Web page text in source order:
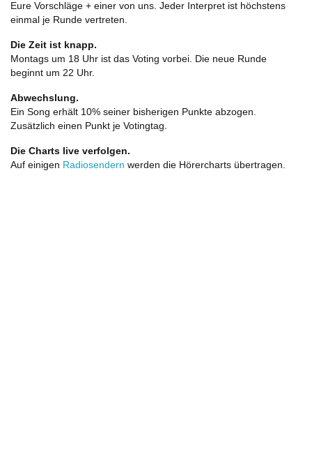
Eure Vorschläge + einer von uns. Jeder Interpret ist höchstens
einmal je Runde vertreten.
Die Zeit ist knapp.
Montags um 18 Uhr ist das Voting vorbei. Die neue Runde
beginnt um 22 Uhr.
Abwechslung.
Ein Song erhält 10% seiner bisherigen Punkte abzogen.
Zusätzlich einen Punkt je Votingtag.
Die Charts live verfolgen.
Auf einigen Radiosendern werden die Hörercharts übertragen.